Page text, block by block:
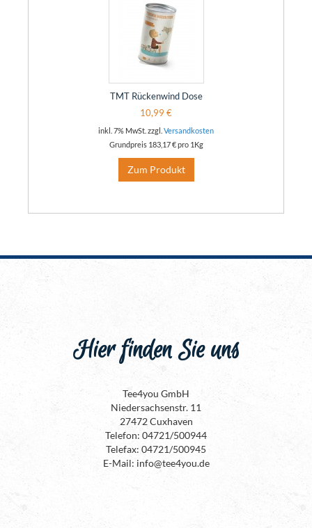
TMT Rückenwind Dose
10,99 €
inkl. 7% MwSt. zzgl. Versandkosten
Grundpreis 183,17 €pro 1Kg
Zum Produkt
Hier finden Sie uns
Tee4you GmbH
Niedersachsenstr. 11
27472 Cuxhaven
Telefon: 04721/500944
Telefax: 04721/500945
E-Mail: info@tee4you.de